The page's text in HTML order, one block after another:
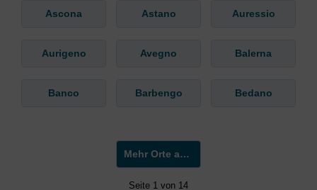
Ascona Astano Auressio
Aurigeno Avegno Balerna
Banco Barbengo Bedano
Mehr Orte anzeigen »
Seite 1 von 14